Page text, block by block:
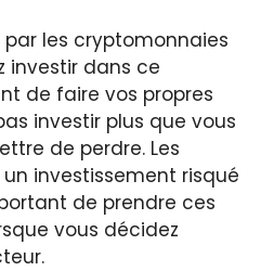
par les cryptomonnaies
investir dans ce
de faire vos propres
investir plus que vous
de perdre. Les
investissement risqué
de prendre ces
vous décidez